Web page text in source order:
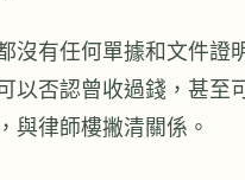
沒有任何單據和文件證
以否認曾收過錢，甚至
與律師樓撇清關係。